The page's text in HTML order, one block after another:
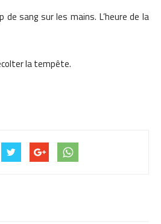
de sang sur les mains. L’heure de la
la tempête.